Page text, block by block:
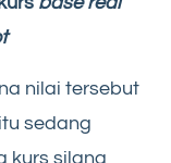
nilai tersebut
sedang
kurs silang